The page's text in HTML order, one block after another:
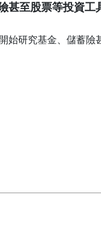
甚至股票等投資工
始研究基金、儲蓄險